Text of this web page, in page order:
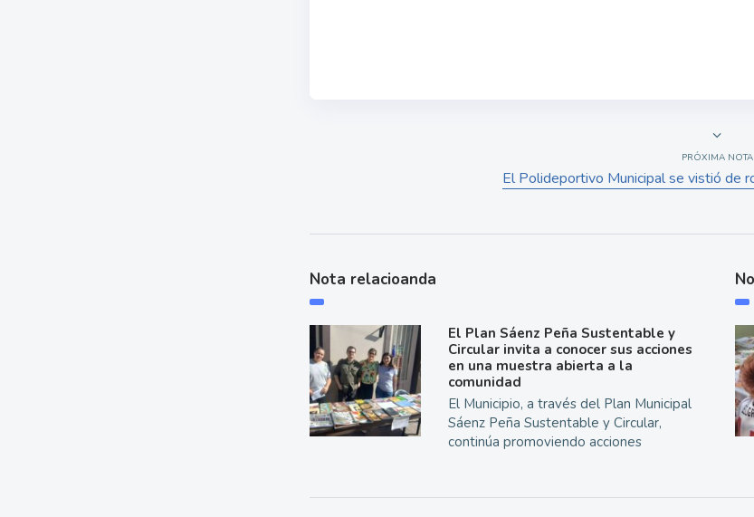
PRÓXIMA NOTA
El Polideportivo Municipal se vistió de
Nota relacioanda
El Plan Sáenz Peña Sustentable y
Circular invita a conocer sus acciones
en una muestra abierta a la
comunidad
El Municipio, a través del Plan Municipal
Sáenz Peña Sustentable y Circular,
continúa promoviendo acciones